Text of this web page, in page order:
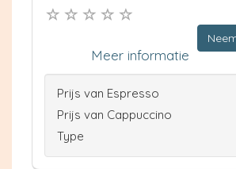
Meer informatie
Prijs van Espresso
Prijs van Cappuccino
Type